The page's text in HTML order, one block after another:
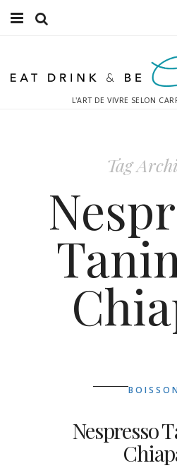
Sport
L'ART DE VIVRE SELON
Tag
Nespresso